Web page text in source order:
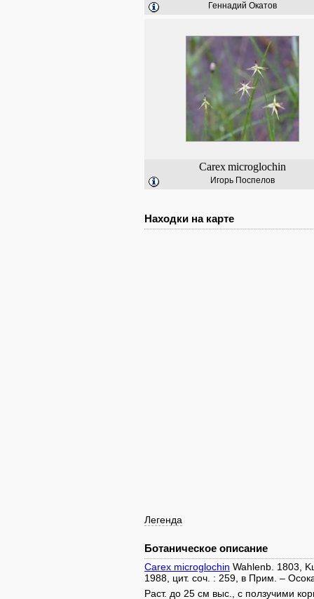
Геннадий Окатов
Carexmicroglochin
Игорь Поспелов
Находки на карте
Легенда
Ботаническое описание
Carex microglochin Wahlenb. 1803,
1988, цит. соч. : 259, в Прим. –
Раст. до 25 см выс., с ползучими